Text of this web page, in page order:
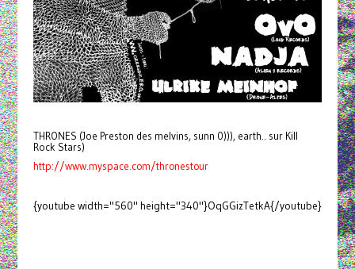
THRONES (Joe Preston des melvins, sunn 0))), earth.. sur Kill
Rock Stars)
http://www.myspace.com/thronestour
{youtube width="560" height="340"}OqGGizTetkA{/youtube}